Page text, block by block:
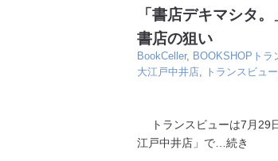
「書店デキマシタ
書店の狙い
BookCeller, BOOKSHOPトラ
大江戸中井店
トランスビュー
トランスビューは7月29
江戸中井店」で …続き